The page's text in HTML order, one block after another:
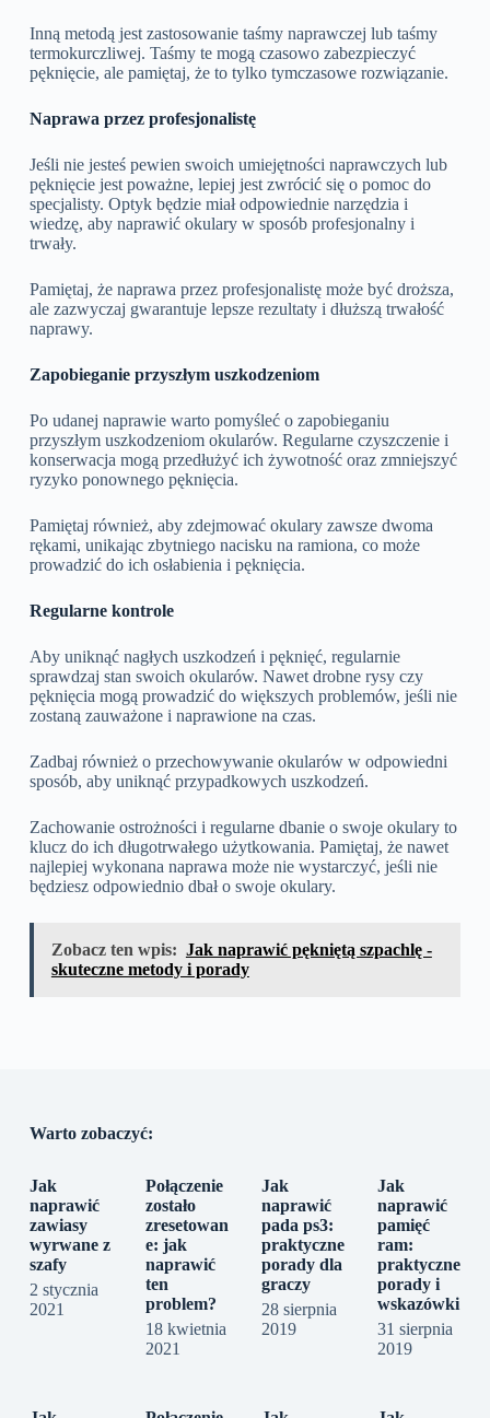
Inną metodą jest zastosowanie taśmy naprawczej lub taśmy
termokurczliwej. Taśmy te mogą czasowo zabezpieczyć
pęknięcie, ale pamiętaj, że to tylko tymczasowe rozwiązanie.
Naprawa przez profesjonalistę
Jeśli nie jesteś pewien swoich umiejętności naprawczych lub
pęknięcie jest poważne, lepiej jest zwrócić się o pomoc do
specjalisty. Optyk będzie miał odpowiednie narzędzia i
wiedzę, aby naprawić okulary w sposób profesjonalny i
trwały.
Pamiętaj, że naprawa przez profesjonalistę może być droższa,
ale zazwyczaj gwarantuje lepsze rezultaty i dłuższą trwałość
naprawy.
Zapobieganie przyszłym uszkodzeniom
Po udanej naprawie warto pomyśleć o zapobieganiu
przyszłym uszkodzeniom okularów. Regularne czyszczenie i
konserwacja mogą przedłużyć ich żywotność oraz zmniejszyć
ryzyko ponownego pęknięcia.
Pamiętaj również, aby zdejmować okulary zawsze dwoma
rękami, unikając zbytniego nacisku na ramiona, co może
prowadzić do ich osłabienia i pęknięcia.
Regularne kontrole
Aby uniknąć nagłych uszkodzeń i pęknięć, regularnie
sprawdzaj stan swoich okularów. Nawet drobne rysy czy
pęknięcia mogą prowadzić do większych problemów, jeśli nie
zostaną zauważone i naprawione na czas.
Zadbaj również o przechowywanie okularów w odpowiedni
sposób, aby uniknąć przypadkowych uszkodzeń.
Zachowanie ostrożności i regularne dbanie o swoje okulary to
klucz do ich długotrwałego użytkowania. Pamiętaj, że nawet
najlepiej wykonana naprawa może nie wystarczyć, jeśli nie
będziesz odpowiednio dbał o swoje okulary.
Zobacz ten wpis: Jak naprawić pękniętą szpachlę -
skuteczne metody i porady
Warto zobaczyć:
Jak
naprawić
zawiasy
wyrwane z
szafy
2 stycznia
2021
Połączenie
zostało
zresetowan
e: jak
naprawić
ten
problem?
18 kwietnia
2021
Jak
naprawić
pada ps3:
praktyczne
porady dla
graczy
28 sierpnia
2019
Jak
naprawić
pamięć
ram:
praktyczne
porady i
wskazówki
31 sierpnia
2019